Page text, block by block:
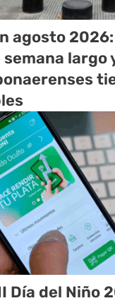
agosto
semana largo
Día del Niño